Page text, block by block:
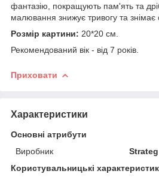
фантазію, покращують пам'ять та
малювання знижує тривогу та знімає
Розмір картини: 20*20 см.
Рекомендований вік - від 7 років.
Приховати
Характеристики
Основні атрибути
Виробник
Strateg
Користувальницькі